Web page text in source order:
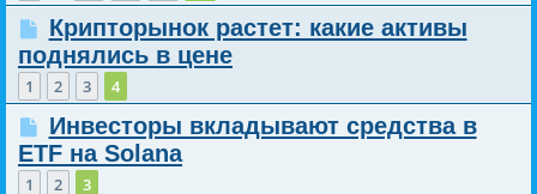
Крипторынок растет: какие активы
поднялись в цене
1 2 3 4
Инвесторы вкладывают средства в
ETF на Solana
1 2 3